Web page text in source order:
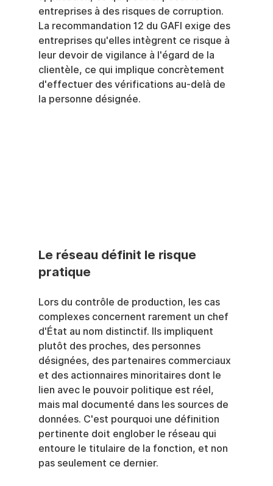
entreprises à des risques de corruption.
La recommandation 12 du GAFI exige des
entreprises qu'elles intègrent ce risque à
leur devoir de vigilance à l'égard de la
clientèle, ce qui implique concrètement
d'effectuer des vérifications au-delà de
la personne désignée.
Le réseau définit le risque
pratique
Lors du contrôle de production, les cas
complexes concernent rarement un chef
d'État au nom distinctif. Ils impliquent
plutôt des proches, des personnes
désignées, des partenaires commerciaux
et des actionnaires minoritaires dont le
lien avec le pouvoir politique est réel,
mais mal documenté dans les sources de
données. C'est pourquoi une définition
pertinente doit englober le réseau qui
entoure le titulaire de la fonction, et non
pas seulement ce dernier.